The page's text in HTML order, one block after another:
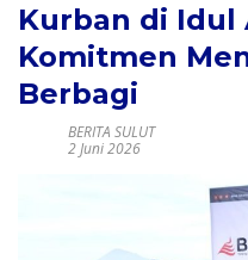
Kurban di Idul
Komitmen
Berbagi
BERITA SULUT
2 Juni 2026